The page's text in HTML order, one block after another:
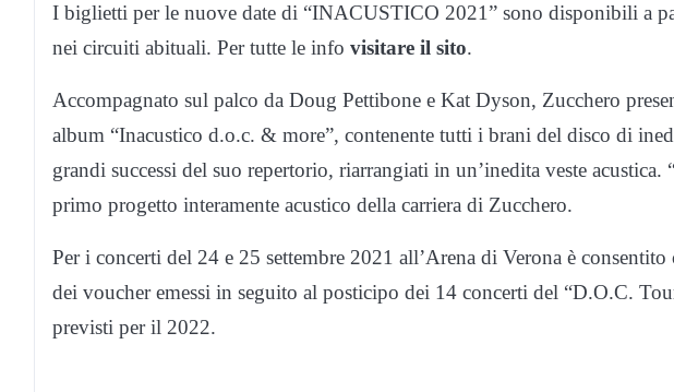
I biglietti per le nuove date di “INACUSTICO 2021” sono disponibili a
nei circuiti abituali. Per tutte le info visitare il sito.
Accompagnato sul palco da Doug Pettibone e Kat Dyson, Zucchero
album “Inacustico d.o.c. & more”, contenente tutti i brani del disco di
grandi successi del suo repertorio, riarrangiati in un’inedita veste
primo progetto interamente acustico della carriera di Zucchero.
Per i concerti del 24 e 25 settembre 2021 all’Arena di Verona è
dei voucher emessi in seguito al posticipo dei 14 concerti del “D.O.C.
previsti per il 2022.